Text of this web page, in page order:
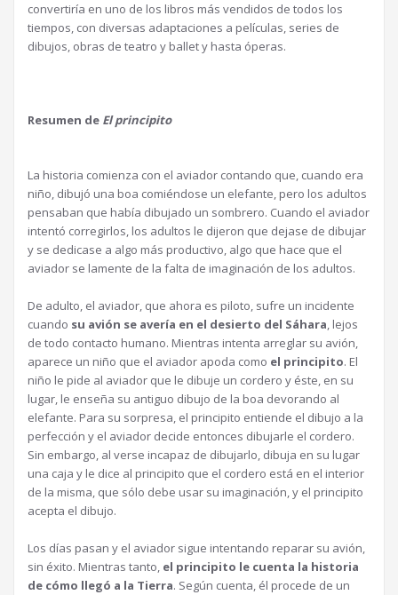
convertiría en uno de los libros más vendidos de todos los
tiempos, con diversas adaptaciones a películas, series de
dibujos, obras de teatro y ballet y hasta óperas.
Resumen de El principito
La historia comienza con el aviador contando que, cuando era
niño, dibujó una boa comiéndose un elefante, pero los adultos
pensaban que había dibujado un sombrero. Cuando el aviador
intentó corregirlos, los adultos le dijeron que dejase de dibujar
y se dedicase a algo más productivo, algo que hace que el
aviador se lamente de la falta de imaginación de los adultos.
De adulto, el aviador, que ahora es piloto, sufre un incidente
cuando su avión se avería en el desierto del Sáhara, lejos
de todo contacto humano. Mientras intenta arreglar su avión,
aparece un niño que el aviador apoda como el principito. El
niño le pide al aviador que le dibuje un cordero y éste, en su
lugar, le enseña su antiguo dibujo de la boa devorando al
elefante. Para su sorpresa, el principito entiende el dibujo a la
perfección y el aviador decide entonces dibujarle el cordero.
Sin embargo, al verse incapaz de dibujarlo, dibuja en su lugar
una caja y le dice al principito que el cordero está en el interior
de la misma, que sólo debe usar su imaginación, y el principito
acepta el dibujo.
Los días pasan y el aviador sigue intentando reparar su avión,
sin éxito. Mientras tanto, el principito le cuenta la historia
de cómo llegó a la Tierra. Según cuenta, él procede de un